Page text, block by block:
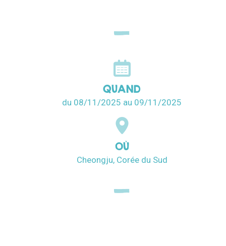
QUAND
du 08/11/2025 au 09/11/2025
OÙ
Cheongju, Corée du Sud